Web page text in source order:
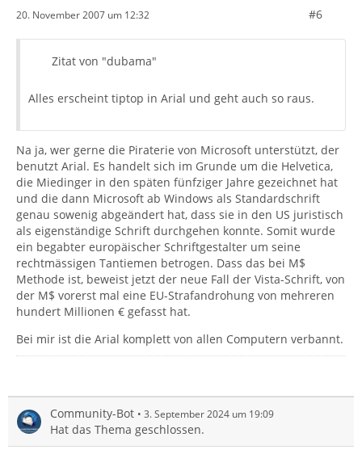
20. November 2007 um 12:32 #6
Zitat von "dubama"
Alles erscheint tiptop in Arial und geht auch so raus.
Na ja, wer gerne die Piraterie von Microsoft unterstützt, der
benutzt Arial. Es handelt sich im Grunde um die Helvetica,
die Miedinger in den späten fünfziger Jahre gezeichnet hat
und die dann Microsoft ab Windows als Standardschrift
genau sowenig abgeändert hat, dass sie in den US juristisch
als eigenständige Schrift durchgehen konnte. Somit wurde
ein begabter europäischer Schriftgestalter um seine
rechtmässigen Tantiemen betrogen. Dass das bei M$
Methode ist, beweist jetzt der neue Fall der Vista-Schrift, von
der M$ vorerst mal eine EU-Strafandrohung von mehreren
hundert Millionen € gefasst hat.
Bei mir ist die Arial komplett von allen Computern verbannt.
Community-Bot 3. September 2024 um 19:09
Hat das Thema geschlossen.